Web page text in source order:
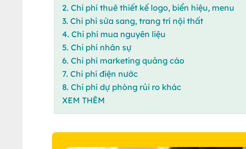
2. Chi phí thuê thiết kế logo, biển hiệu, menu
3. Chi phí sửa sang, trang trí nội thất
4. Chi phí mua nguyên liệu
5. Chi phí nhân sự
6. Chi phí marketing quảng cáo
7. Chi phí điện nước
8. Chi phí dự phòng rủi ro khác
XEM THÊM